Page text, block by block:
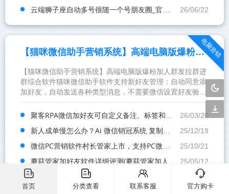
26/06/22
云端狮子座自动多号很随一个号朋友圈_官方微信一键转发
电脑营销
【猫咪微信助手营销系统】高端电脑版爆粉加人群发拉群进群综合软件
【猫咪微信助手营销系统】高端电脑版爆粉加人群发拉群进
群综合软件猫咪微信助手软件支持新好友管理：自动同意添
加好友，自动发送各种类型消息，不需要微信设置好友验
证，主动添加对方为好友，也可以发送消息，高级的云插件
功能，点歌...
26/03/20
聚客RPA微信加好友可自定义备注、标签和招呼语，批量添加好友。
25/12/19
新人成单慢怎么办？Ai 微信销冠系统 复制销冠话术自动转化
25/10/21
微信PC营销软件村长管家上市，支持PC微信多开
25/05/12
蘑菇管家加好友软件详细评测(蘑菇管家加人软件) - 了解蘑菇管家从现在开始
25/04/18
《借助大神手机号加人，大神通讯录爆粉不再难》
25/04/11
《一文读懂 多喵助手旗舰版 电脑版微信软件：激活码与使用教程大揭秘》
󦤹
首页
󦤹
分类查看
󦃩
联系客服
󦘉
官方购卡